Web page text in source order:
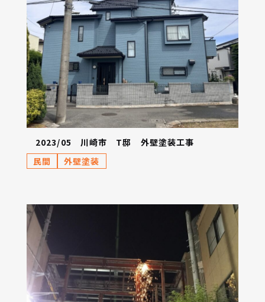
2023/05 川崎市 T邸 外壁塗装工事
民間
外壁塗装